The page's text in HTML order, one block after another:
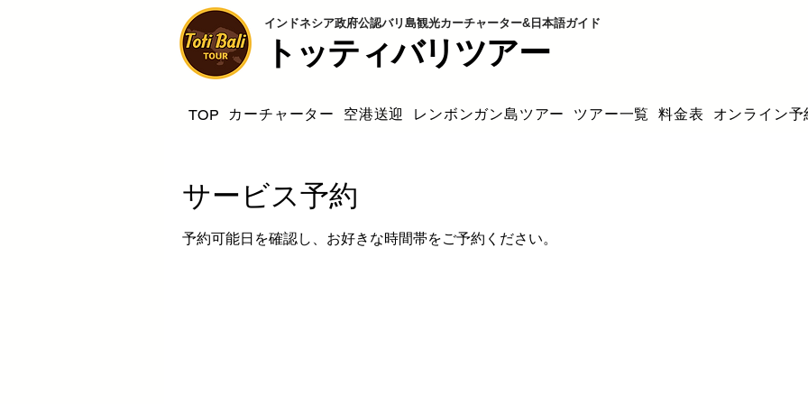
インドネシア政府公認バリ島観光カーチャーター&日本語ガイド️️️️
トッティバリツアー
TOP カーチャーター 空港送迎 レンボンガン島ツアー ツアー一覧 料金表 オンライン予
サービス予約
予約可能日を確認し、お好きな時間帯をご予約ください。